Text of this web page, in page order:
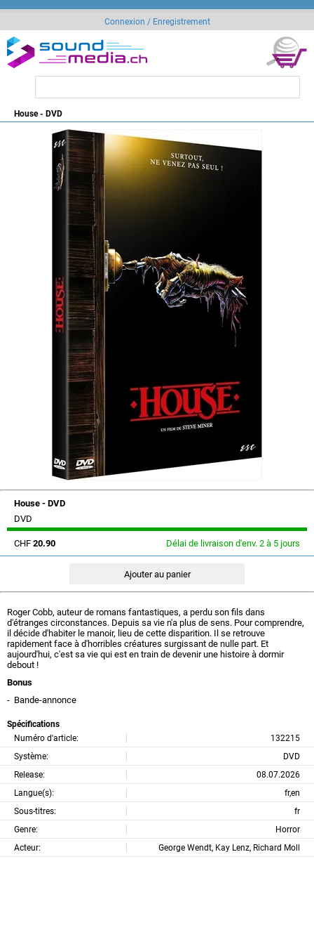
Connexion / Enregistrement
House - DVD
House - DVD
DVD
CHF 20.90 Délai de livraison d'env. 2 à 5 jours
Roger Cobb, auteur de romans fantastiques, a perdu son fils dans
d'étranges circonstances. Depuis sa vie n'a plus de sens. Pour comprendre,
il décide d'habiter le manoir, lieu de cette disparition. Il se retrouve
rapidement face à d'horribles créatures surgissant de nulle part. Et
aujourd'hui, c'est sa vie qui est en train de devenir une histoire à dormir
debout !
Bonus
- Bande-annonce
Spécifications
Numéro d'article:
132215
Système:
DVD
Release:
08.07.2026
Langue(s):
fr,en
Sous-titres:
fr
Genre:
Horror
Acteur:
George Wendt, Kay Lenz, Richard Moll